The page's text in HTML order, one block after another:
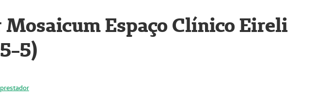
Mosaicum Espaço Clínico Eireli
5)